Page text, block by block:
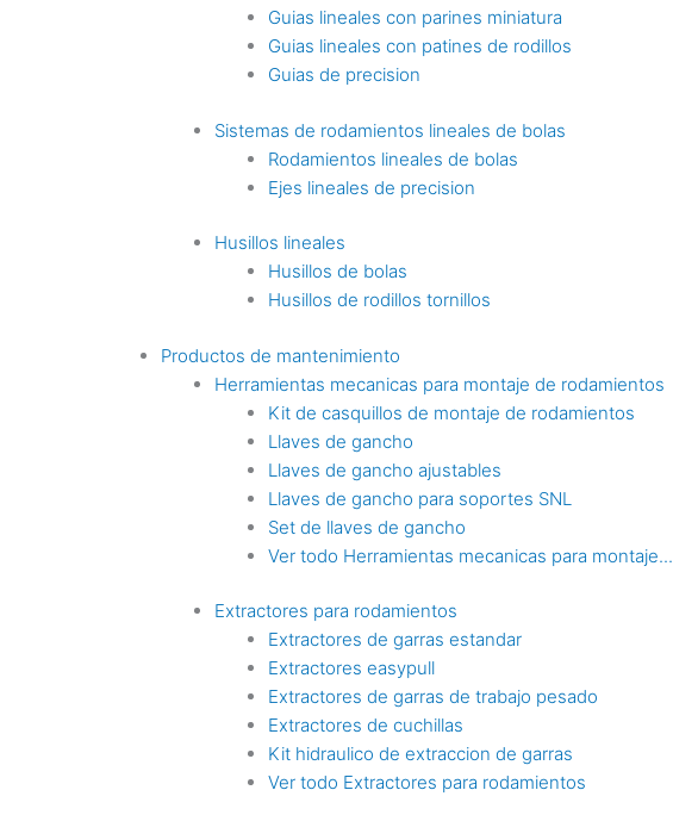
Guias lineales con parines miniatura
Guias lineales con patines de rodillos
Guias de precision
Sistemas de rodamientos lineales de bolas
Rodamientos lineales de bolas
Ejes lineales de precision
Husillos lineales
Husillos de bolas
Husillos de rodillos tornillos
Productos de mantenimiento
Herramientas mecanicas para montaje de rodamientos
Kit de casquillos de montaje de rodamientos
Llaves de gancho
Llaves de gancho ajustables
Llaves de gancho para soportes SNL
Set de llaves de gancho
Ver todo Herramientas mecanicas para montaje...
Extractores para rodamientos
Extractores de garras estandar
Extractores easypull
Extractores de garras de trabajo pesado
Extractores de cuchillas
Kit hidraulico de extraccion de garras
Ver todo Extractores para rodamientos